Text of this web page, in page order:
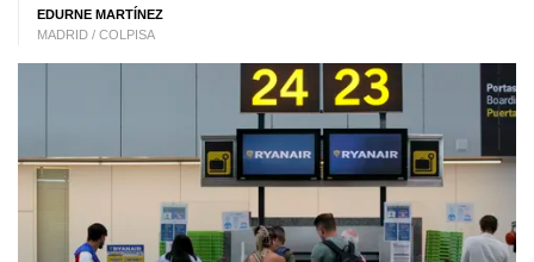
EDURNE MARTÍNEZ
MADRID / COLPISA